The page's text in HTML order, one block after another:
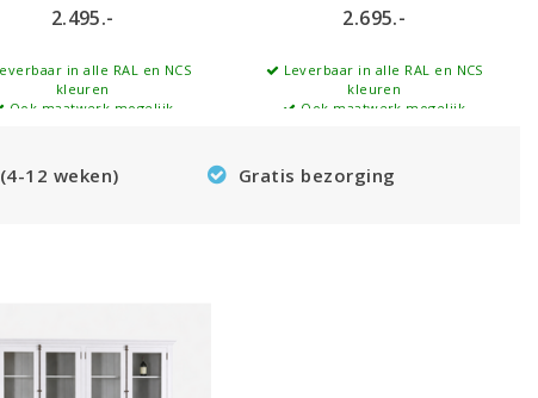
2.495.-
in alle RAL en NCS
kleuren
Ook maatwerk mogelijk
2.695.-
Leverbaar in alle RAL en NCS
kleuren
Ook maatwerk mogelijk
12 weken) Gratis bezorging